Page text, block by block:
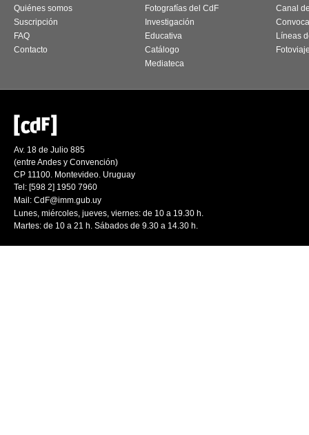
Quiénes somos
Suscripción
FAQ
Contacto
Fotografías del CdF
Investigación
Educativa
Catálogo
Mediateca
Canal
Líneas
Av. 18 de Julio 885
(entre Andes y Convención)
CP 11100. Montevideo. Uruguay
Tel: [598 2] 1950 7960
Mail: CdF@imm.gub.uy
Lunes, miércoles, jueves, viernes: de 10 a 19.30 h.
Martes: de 10 a 21 h. Sábados de 9.30 a 14.30 h.